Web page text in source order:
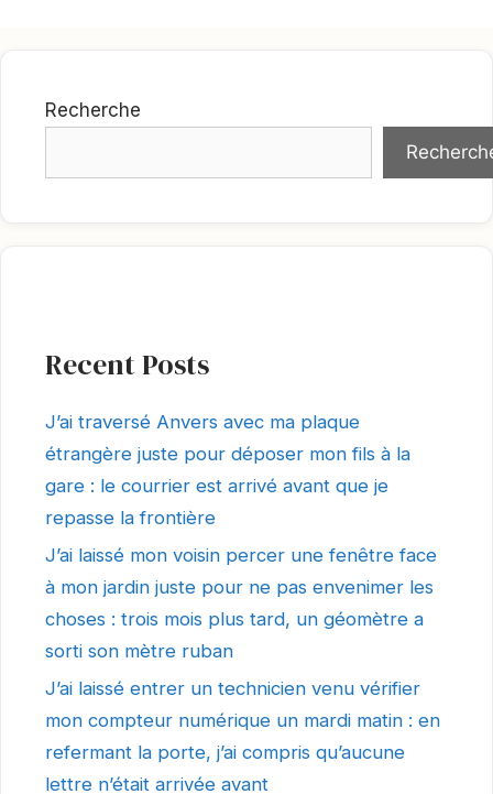
Recherche
Recent Posts
J’ai traversé Anvers avec ma plaque
étrangère juste pour déposer mon fils à la
gare : le courrier est arrivé avant que je
repasse la frontière
J’ai laissé mon voisin percer une fenêtre face
à mon jardin juste pour ne pas envenimer les
choses : trois mois plus tard, un géomètre a
sorti son mètre ruban
J’ai laissé entrer un technicien venu vérifier
mon compteur numérique un mardi matin : en
refermant la porte, j’ai compris qu’aucune
lettre n’était arrivée avant